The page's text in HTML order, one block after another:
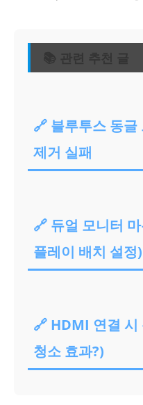
📚 관련 추천 글
🔗 블루투스 동글
제거 실패
🔗 듀얼 모니터
플레이 배치 설정)
🔗 HDMI 연결 시
청소 효과?)